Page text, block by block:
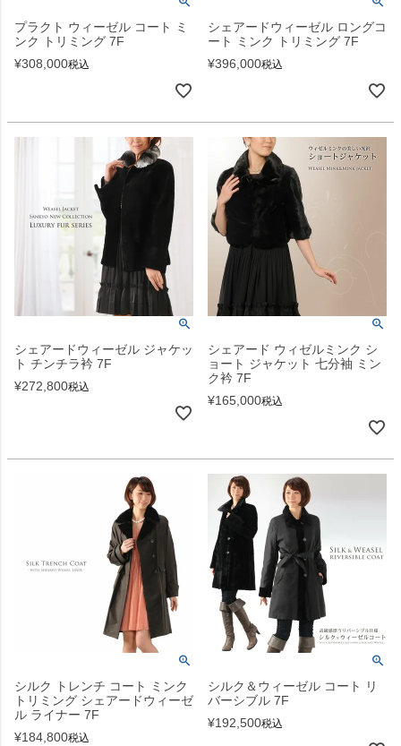
プラクト ウィーゼル コート ミ
ンク トリミング 7F
¥308,000税込
シェアードウィーゼル ロングコ
ート ミンク トリミング 7F
¥396,000税込
シェアードウィーゼル ジャケッ
ト チンチラ衿 7F
¥272,800税込
シェアード ウィゼルミンク シ
ョート ジャケット 七分袖 ミン
ク衿 7F
¥165,000税込
シルク トレンチ コート ミンク
トリミング シェアードウィーゼ
ル ライナー 7F
¥184,800税込
シルク＆ウィーゼル コート リ
バーシブル 7F
¥192,500税込